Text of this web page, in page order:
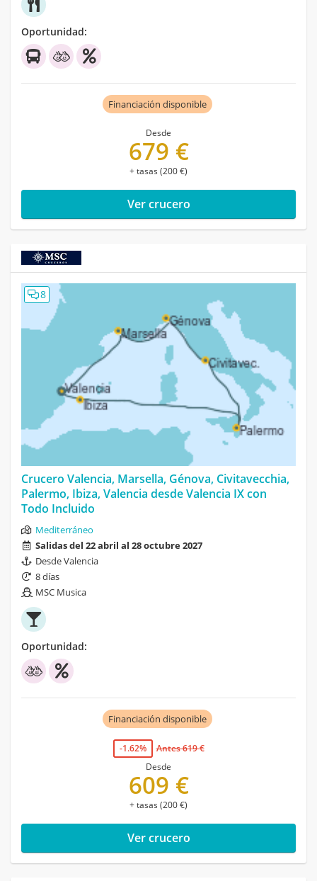
Oportunidad:
Financiación disponible
Desde
679 €
+ tasas (200 €)
Ver crucero
8
Crucero Valencia, Marsella, Génova, Civitavecchia,
Palermo, Ibiza, Valencia desde Valencia IX con
Todo Incluido
Mediterráneo
Salidas del 22 abril al 28 octubre 2027
Desde Valencia
8 días
MSC Musica
Oportunidad:
Financiación disponible
-1.62%
Antes 619 €
Desde
609 €
+ tasas (200 €)
Ver crucero